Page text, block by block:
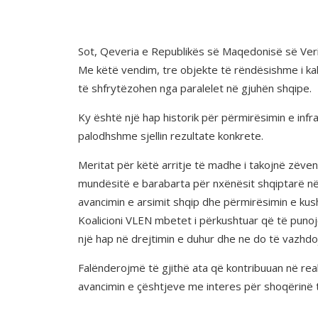
Sot, Qeveria e Republikës së Maqedonisë së
Me këtë vendim, tre objekte të rëndësishme i
të shfrytëzohen nga paralelet në gjuhën shqipe.
Ky është një hap historik për përmirësimin e
palodhshme sjellin rezultate konkrete.
Meritat për këtë arritje të madhe i takojnë
mundësitë e barabarta për nxënësit shqiptarë
avancimin e arsimit shqip dhe përmirësimin e
Koalicioni VLEN mbetet i përkushtuar që të
një hap në drejtimin e duhur dhe ne do të
Falënderojmë të gjithë ata që kontribuuan në
avancimin e çështjeve me interes për shoqërinë